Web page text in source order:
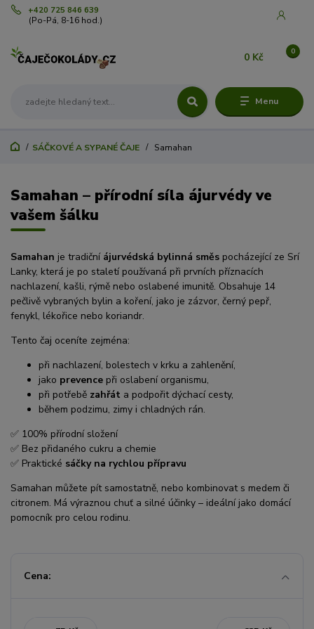
Menu
+420 725 846 639
(Po-Pá, 8-16 hod.)
0
0 Kč
SÁČKOVÉ A SYPANÉ ČAJE Samahan
Samahan – přírodní síla ájurvédy ve
vašem šálku
Samahan je tradiční ájurvédská bylinná směs pocházející ze Srí
Lanky, která je po staletí používaná při prvních příznacích
nachlazení, kašli, rýmě nebo oslabené imunitě. Obsahuje 14
pečlivě vybraných bylin a koření, jako je zázvor, černý pepř,
fenykl, lékořice nebo koriandr.
Tento čaj oceníte zejména:
při nachlazení, bolestech v krku a zahlenění,
jako prevence při oslabení organismu,
při potřebě zahřát a podpořit dýchací cesty,
během podzimu, zimy i chladných rán.
✅ 100% přírodní složení
✅ Bez přidaného cukru a chemie
✅ Praktické sáčky na rychlou přípravu
Samahan můžete pít samostatně, nebo kombinovat s medem či
citronem. Má výraznou chuť a silné účinky – ideální jako domácí
pomocník pro celou rodinu.
Cena: